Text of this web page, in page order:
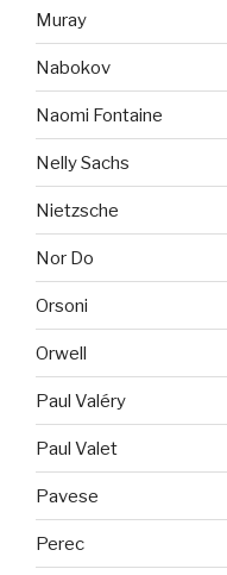
Muray
Nabokov
Naomi Fontaine
Nelly Sachs
Nietzsche
Nor Do
Orsoni
Orwell
Paul Valéry
Paul Valet
Pavese
Perec